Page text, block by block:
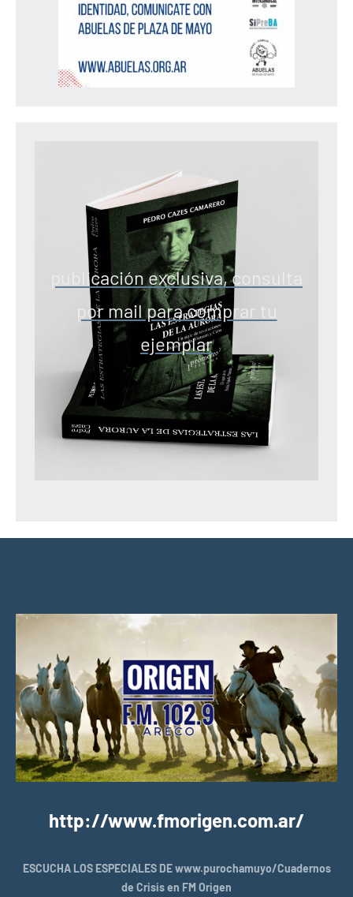
publicación exclusiva, consulta
por mail para comprar tu
ejemplar
http://www.fmorigen.com.ar/
ESCUCHA LOS ESPECIALES DE www.purochamuyo/Cuadernos
de Crisis en FM Origen